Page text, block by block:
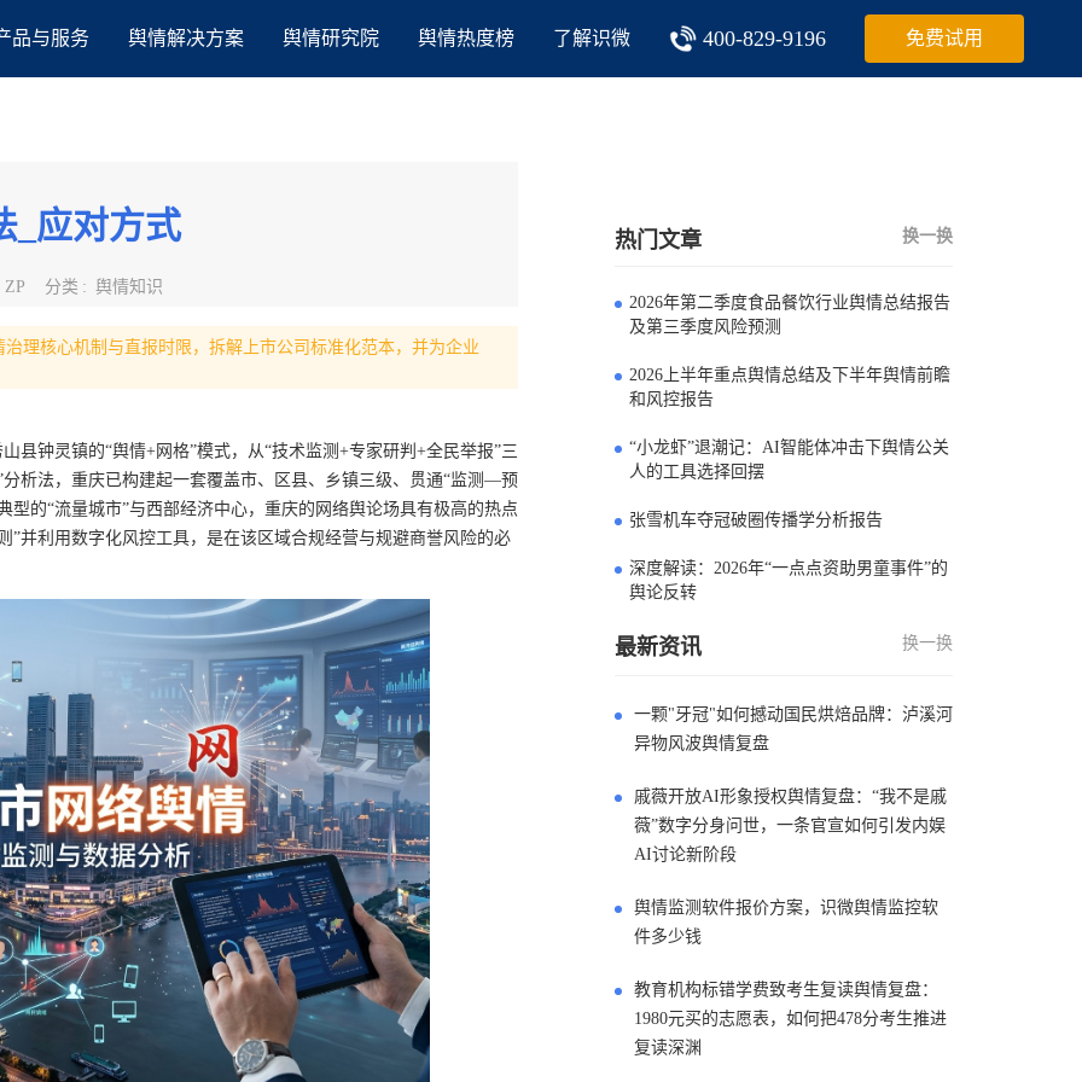
品与服务 舆情解决方案 舆情研究院 舆情热度榜 了解识微 400-829-9196 免费试用
_应对方式
ZP 分类 : 舆情知识
理核心机制与直报时限，拆解上市公司标准化范本，并为企业
县钟灵镇的“舆情+网格”模式，从“技术监测+专家研判+全民举报”三
析法，重庆已构建起一套覆盖市、区县、乡镇三级、贯通“监测—预
的“流量城市”与西部经济中心，重庆的网络舆论场具有极高的热点
”并利用数字化风控工具，是在该区域合规经营与规避商誉风险的必
热门文章 换一换
2026年第二季度食品餐饮行业舆情总结报告
及第三季度风险预测
2026上半年重点舆情总结及下半年舆情前瞻
和风控报告
“小龙虾”退潮记：AI智能体冲击下舆情公关
人的工具选择回摆
张雪机车夺冠破圈传播学分析报告
深度解读：2026年“一点点资助男童事件”的
舆论反转
最新资讯 换一换
一颗"牙冠"如何撼动国民烘焙品牌：泸溪河
异物风波舆情复盘
戚薇开放AI形象授权舆情复盘：“我不是戚
薇”数字分身问世，一条官宣如何引发内娱
AI讨论新阶段
舆情监测软件报价方案，识微舆情监控软
件多少钱
教育机构标错学费致考生复读舆情复盘：
1980元买的志愿表，如何把478分考生推进
复读深渊